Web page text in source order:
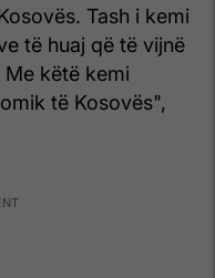
Tash i kemi
të huaj që të vijnë
këtë kemi
të Kosovës",